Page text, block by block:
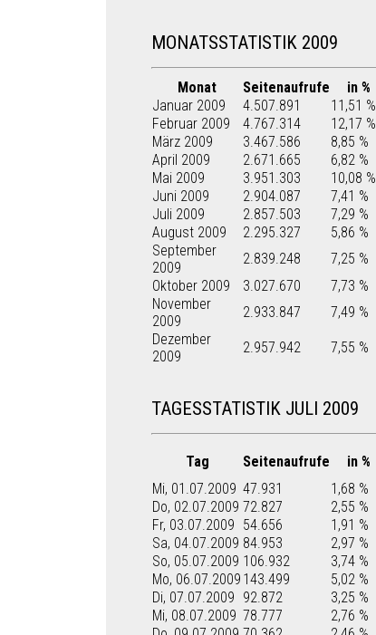
MONATSSTATISTIK 2009
Monat Seitenaufrufe in %
Januar 2009
4.507.891 11,51 %
Februar 2009
4.767.314 12,17 %
März 2009
3.467.586 8,85 %
April 2009
2.671.665 6,82 %
Mai 2009
3.951.303 10,08 %
Juni 2009
2.904.087 7,41 %
Juli 2009
2.857.503 7,29 %
August 2009
2.295.327 5,86 %
September
2009
2.839.248 7,25 %
Oktober 2009
3.027.670 7,73 %
November
2009
2.933.847 7,49 %
Dezember
2009
2.957.942 7,55 %
TAGESSTATISTIK JULI 2009
Tag Seitenaufrufe in %
Mi, 01.07.2009 47.931 1,68 %
Do, 02.07.2009 72.827 2,55 %
Fr, 03.07.2009 54.656 1,91 %
Sa, 04.07.2009 84.953 2,97 %
So, 05.07.2009 106.932 3,74 %
Mo, 06.07.2009 143.499 5,02 %
Di, 07.07.2009 92.872 3,25 %
Mi, 08.07.2009 78.777 2,76 %